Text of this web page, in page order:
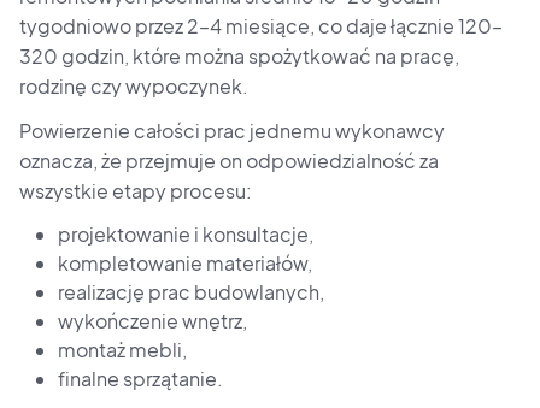
tygodniowo przez 2–4 miesiące, co daje łącznie 120–
320 godzin, które można spożytkować na pracę,
rodzinę czy wypoczynek.
Powierzenie całości prac jednemu wykonawcy
oznacza, że przejmuje on odpowiedzialność za
wszystkie etapy procesu:
projektowanie i konsultacje,
kompletowanie materiałów,
realizację prac budowlanych,
wykończenie wnętrz,
montaż mebli,
finalne sprzątanie.